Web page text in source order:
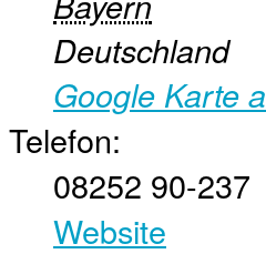
Deutschland
Google Karte
Telefon:
08252 90-237
Website